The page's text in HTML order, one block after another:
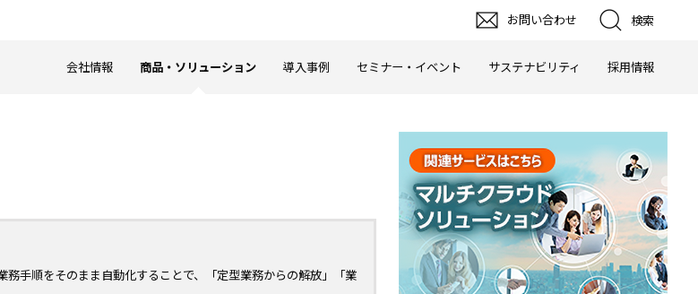
お問い合わせ 検索
会社情報 商品・ソリューション 導入事例 セミナー・イベント サステナビリティ 採用情報
手順をそのまま自動化することで、「定型業務からの解放」「業